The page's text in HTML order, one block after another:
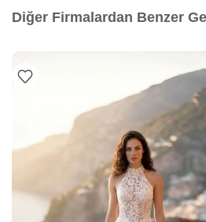
Diğer Firmalardan Benzer